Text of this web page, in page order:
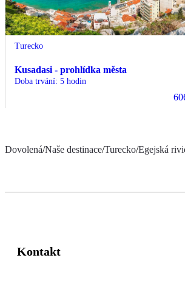
Turecko
Kusadasi - prohlídka města
Doba trvání: 5 hodin
Dovolená/Naše destinace/Turecko/Egejská
Kontakt